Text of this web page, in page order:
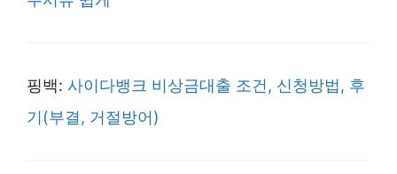
핑백: 사이다뱅크 비상금대출 조건, 신청방법, 후
기(부결, 거절방어)